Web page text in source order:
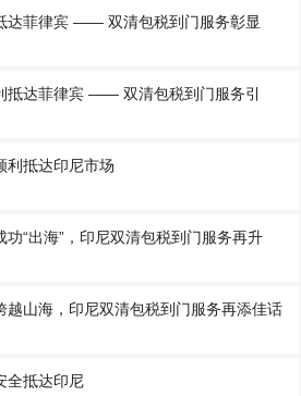
达菲律宾 —— 双清包税到门服务彰显
抵达菲律宾 —— 双清包税到门服务引
利抵达印尼市场
“出海”，印尼双清包税到门服务再升
越山海，印尼双清包税到门服务再添佳话
全抵达印尼